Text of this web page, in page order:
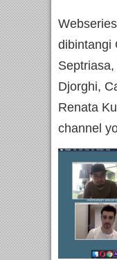
dibintangi
Djorghi,
Renata
channel